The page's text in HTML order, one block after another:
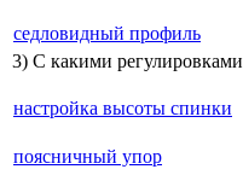
седловидный профиль
3) С какими регулировками
настройка высоты спинки
поясничный упор